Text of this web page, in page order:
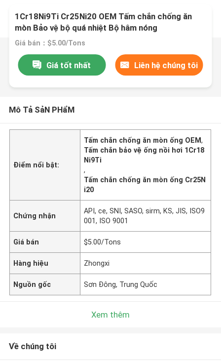
1Cr18Ni9Ti Cr25Ni20 OEM Tấm chắn chống ăn
mòn Bảo vệ bộ quá nhiệt Bộ hâm nóng
Giá bán：$5.00/Tons
Giá tốt nhất Liên hệ chúng tôi
Mô Tả SảN PHẩM
Điểm nổi bật:
Tấm chắn chống ăn mòn ống OEM,
Tấm chắn bảo vệ ống nồi hơi 1Cr18
Ni9Ti
,
Tấm chắn chống ăn mòn ống Cr25N
i20
Chứng nhận
API, ce, SNI, SASO, sirm, KS, JIS, ISO9
001, ISO 9001
Giá bán $5.00/Tons
Hàng hiệu Zhongxi
Nguồn gốc Sơn Đông, Trung Quốc
Xem thêm
Về chúng tôi